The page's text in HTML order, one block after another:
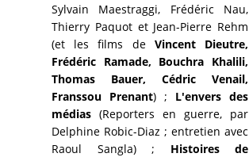
Sylvain Maestraggi, Frédéric Nau,
Thierry Paquot et Jean-Pierre Rehm
(et les films de Vincent Dieutre,
Frédéric Ramade, Bouchra Khalili,
Thomas Bauer, Cédric Venail,
Franssou Prenant) ; L'envers des
médias(Reporters en guerre, par
Delphine Robic-Diaz ; entretien avec
Raoul Sangla) ; Histoires de